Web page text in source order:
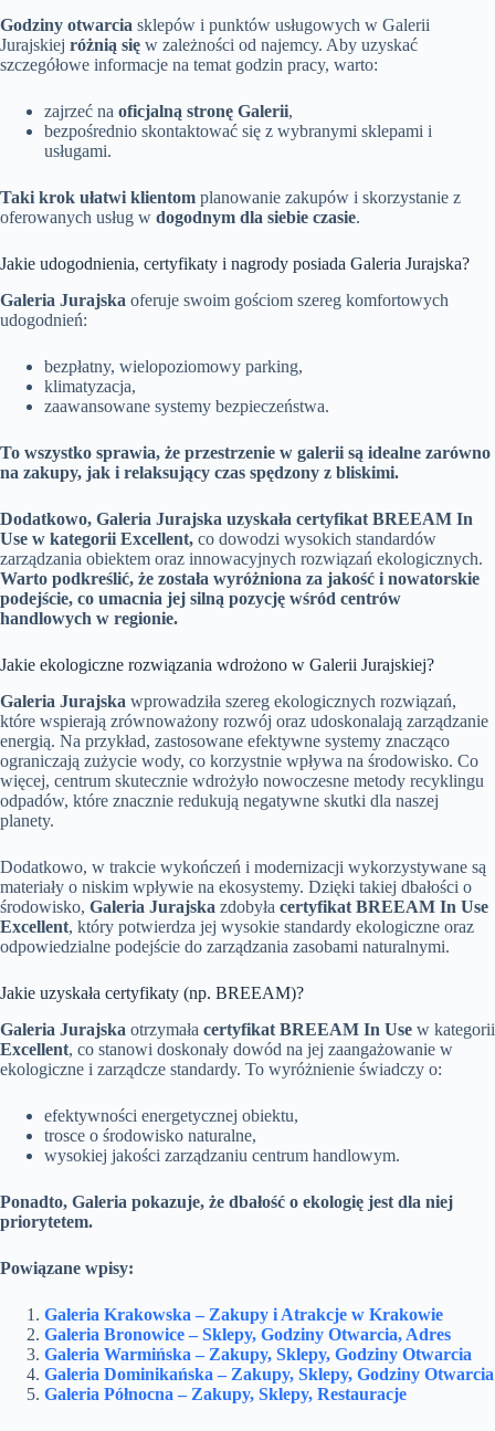
Godziny otwarcia sklepów i punktów usługowych w Galerii
Jurajskiej różnią się w zależności od najemcy. Aby uzyskać
szczegółowe informacje na temat godzin pracy, warto:
zajrzeć na oficjalną stronę Galerii,
bezpośrednio skontaktować się z wybranymi sklepami i
usługami.
Taki krok ułatwi klientom planowanie zakupów i skorzystanie z
oferowanych usług w dogodnym dla siebie czasie.
Jakie udogodnienia, certyfikaty i nagrody posiada Galeria Jurajska?
Galeria Jurajska oferuje swoim gościom szereg komfortowych
udogodnień:
bezpłatny, wielopoziomowy parking,
klimatyzacja,
zaawansowane systemy bezpieczeństwa.
To wszystko sprawia, że przestrzenie w galerii są idealne zarówno
na zakupy, jak i relaksujący czas spędzony z bliskimi.
Dodatkowo, Galeria Jurajska uzyskała certyfikat BREEAM In
Use w kategorii Excellent, co dowodzi wysokich standardów
zarządzania obiektem oraz innowacyjnych rozwiązań ekologicznych.
Warto podkreślić, że została wyróżniona za jakość i nowatorskie
podejście, co umacnia jej silną pozycję wśród centrów
handlowych w regionie.
Jakie ekologiczne rozwiązania wdrożono w Galerii Jurajskiej?
Galeria Jurajska wprowadziła szereg ekologicznych rozwiązań,
które wspierają zrównoważony rozwój oraz udoskonalają zarządzanie
energią. Na przykład, zastosowane efektywne systemy znacząco
ograniczają zużycie wody, co korzystnie wpływa na środowisko. Co
więcej, centrum skutecznie wdrożyło nowoczesne metody recyklingu
odpadów, które znacznie redukują negatywne skutki dla naszej
planety.
Dodatkowo, w trakcie wykończeń i modernizacji wykorzystywane są
materiały o niskim wpływie na ekosystemy. Dzięki takiej dbałości o
środowisko, Galeria Jurajska zdobyła certyfikat BREEAM In Use
Excellent, który potwierdza jej wysokie standardy ekologiczne oraz
odpowiedzialne podejście do zarządzania zasobami naturalnymi.
Jakie uzyskała certyfikaty (np. BREEAM)?
Galeria Jurajska otrzymała certyfikat BREEAM In Use w kategorii
Excellent, co stanowi doskonały dowód na jej zaangażowanie w
ekologiczne i zarządcze standardy. To wyróżnienie świadczy o:
efektywności energetycznej obiektu,
trosce o środowisko naturalne,
wysokiej jakości zarządzaniu centrum handlowym.
Ponadto, Galeria pokazuje, że dbałość o ekologię jest dla niej
priorytetem.
Powiązane wpisy:
Galeria Krakowska – Zakupy i Atrakcje w Krakowie
Galeria Bronowice – Sklepy, Godziny Otwarcia, Adres
Galeria Warmińska – Zakupy, Sklepy, Godziny Otwarcia
Galeria Dominikańska – Zakupy, Sklepy, Godziny Otwarcia
Galeria Północna – Zakupy, Sklepy, Restauracje